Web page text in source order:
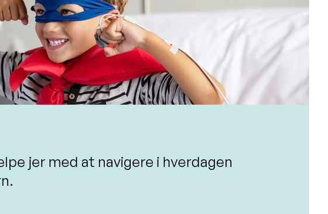
jer med at navigere i hverdagen